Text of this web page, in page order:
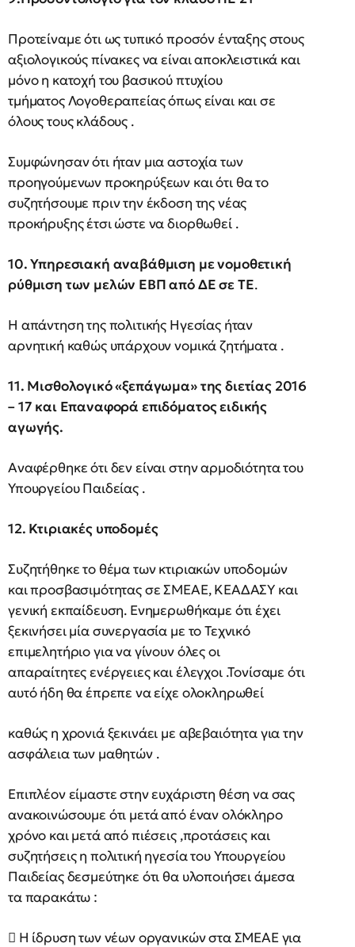
Προτείναμε ότι ως τυπικό προσόν ένταξης στους
αξιολογικούς πίνακες να είναι αποκλειστικά και
μόνο η κατοχή του βασικού πτυχίου
τμήματος Λογοθεραπείας όπως είναι και σε
όλους τους κλάδους .
Συμφώνησαν ότι ήταν μια αστοχία των
προηγούμενων προκηρύξεων και ότι θα το
συζητήσουμε πριν την έκδοση της νέας
προκήρυξης έτσι ώστε να διορθωθεί .
10. Υπηρεσιακή αναβάθμιση με νομοθετική
ρύθμιση των μελών ΕΒΠ από ΔΕ σε ΤΕ.
Η απάντηση της πολιτικής Ηγεσίας ήταν
αρνητική καθώς υπάρχουν νομικά ζητήματα .
11. Μισθολογικό «ξεπάγωμα» της διετίας 2016
– 17 και Επαναφορά επιδόματος ειδικής
αγωγής.
Αναφέρθηκε ότι δεν είναι στην αρμοδιότητα του
Υπουργείου Παιδείας .
12. Κτιριακές υποδομές
Συζητήθηκε το θέμα των κτιριακών υποδομών
και προσβασιμότητας σε ΣΜΕΑΕ, ΚΕΑΔΑΣΥ και
γενική εκπαίδευση. Ενημερωθήκαμε ότι έχει
ξεκινήσει μία συνεργασία με το Τεχνικό
επιμελητήριο για να γίνουν όλες οι
απαραίτητες ενέργειες και έλεγχοι .Τονίσαμε ότι
αυτό ήδη θα έπρεπε να είχε ολοκληρωθεί
καθώς η χρονιά ξεκινάει με αβεβαιότητα για την
ασφάλεια των μαθητών .
Επιπλέον είμαστε στην ευχάριστη θέση να σας
ανακοινώσουμε ότι μετά από έναν ολόκληρο
χρόνο και μετά από πιέσεις ,προτάσεις και
συζητήσεις η πολιτική ηγεσία του Υπουργείου
Παιδείας δεσμεύτηκε ότι θα υλοποιήσει άμεσα
τα παρακάτω :
 Η ίδρυση των νέων οργανικών στα ΣΜΕΑΕ για